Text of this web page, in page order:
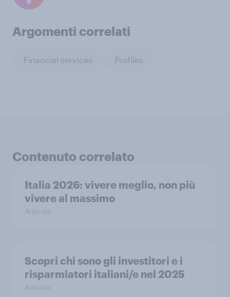
Argomenti correlati
Financial services Profiles
Contenuto correlato
Italia 2026: vivere meglio, non più
vivere al massimo
Articolo
Scopri chi sono gli investitori e i
risparmiatori italiani/e nel 2025
Articolo